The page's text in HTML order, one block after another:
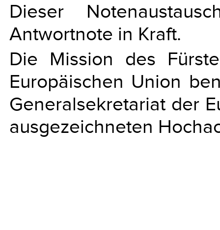
Dieser
Antwortnote in Kraft.
Die Mission des
Europäischen Union
Generalsekretariat der
ausgezeichneten